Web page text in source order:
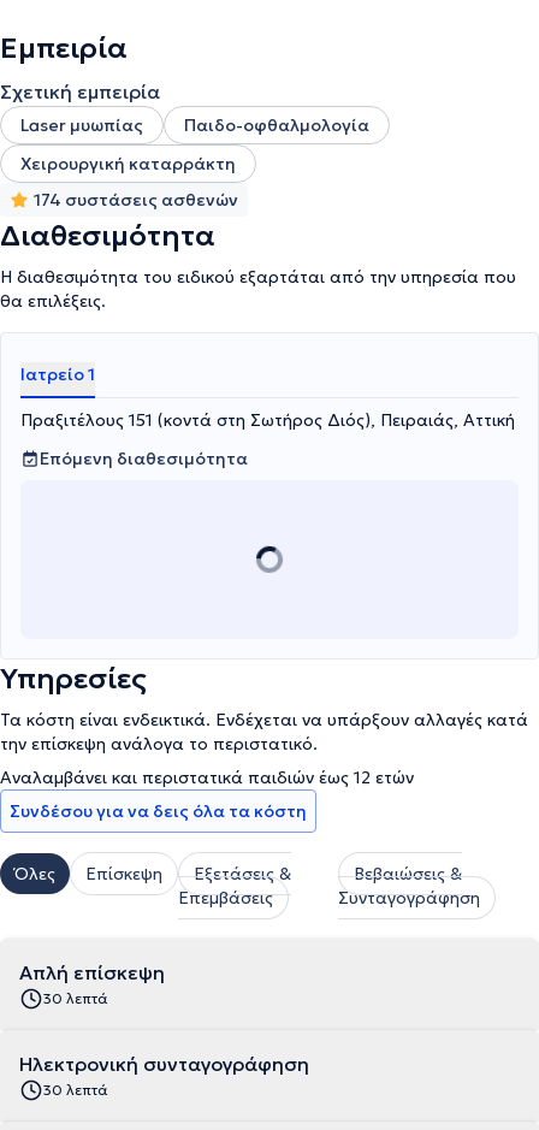
Εμπειρία
Σχετική εμπειρία
Laser μυωπίας
Παιδο-οφθαλμολογία
Χειρουργική καταρράκτη
174 συστάσεις ασθενών
Διαθεσιμότητα
Η διαθεσιμότητα του ειδικού εξαρτάται από την υπηρεσία που
θα επιλέξεις.
Ιατρείο 1
Πραξιτέλους 151 (κοντά στη Σωτήρος Διός), Πειραιάς, Αττική
Επόμενη διαθεσιμότητα
Υπηρεσίες
Τα κόστη είναι ενδεικτικά. Ενδέχεται να υπάρξουν αλλαγές κατά
την επίσκεψη ανάλογα το περιστατικό.
Αναλαμβάνει και περιστατικά παιδιών έως 12 ετών
Συνδέσου για να δεις όλα τα κόστη
Όλες Επίσκεψη
Εξετάσεις &
Επεμβάσεις
Βεβαιώσεις &
Συνταγογράφηση
Απλή επίσκεψη
30 λεπτά
Ηλεκτρονική συνταγογράφηση
30 λεπτά